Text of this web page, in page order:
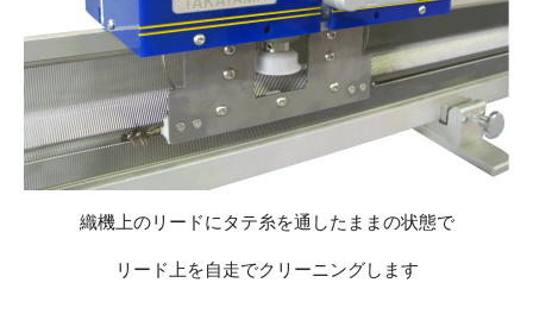
織機上のリードにタテ糸を通したままの状態で
リード上を自走でクリーニングします